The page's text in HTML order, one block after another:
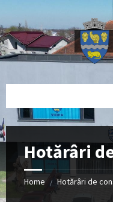
content
left
sidebar
footer
Hotărâri
Home / Hotărâri de